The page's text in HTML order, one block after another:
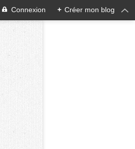
Connexion + Créer mon blog